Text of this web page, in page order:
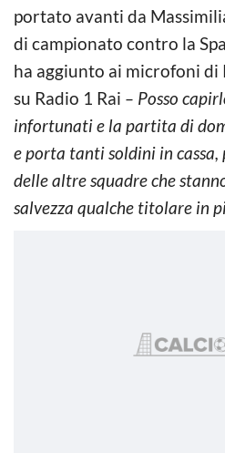
portato avanti da
di campionato contro la
ha aggiunto ai microfoni di
su Radio 1 Rai – Posso
infortunati e la partita di
e porta tanti soldini in
delle altre squadre che
salvezza qualche titolare in